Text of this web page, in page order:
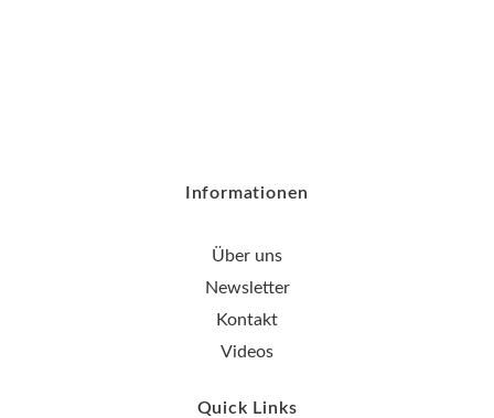
Informationen
Über uns
Newsletter
Kontakt
Videos
Quick Links